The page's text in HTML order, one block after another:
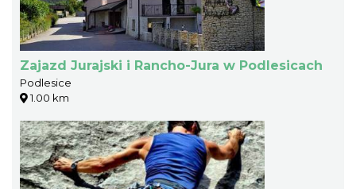
Zajazd Jurajski i Rancho-Jura w Podlesicach
Podlesice
1.00 km